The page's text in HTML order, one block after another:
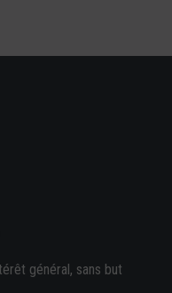
général, sans but